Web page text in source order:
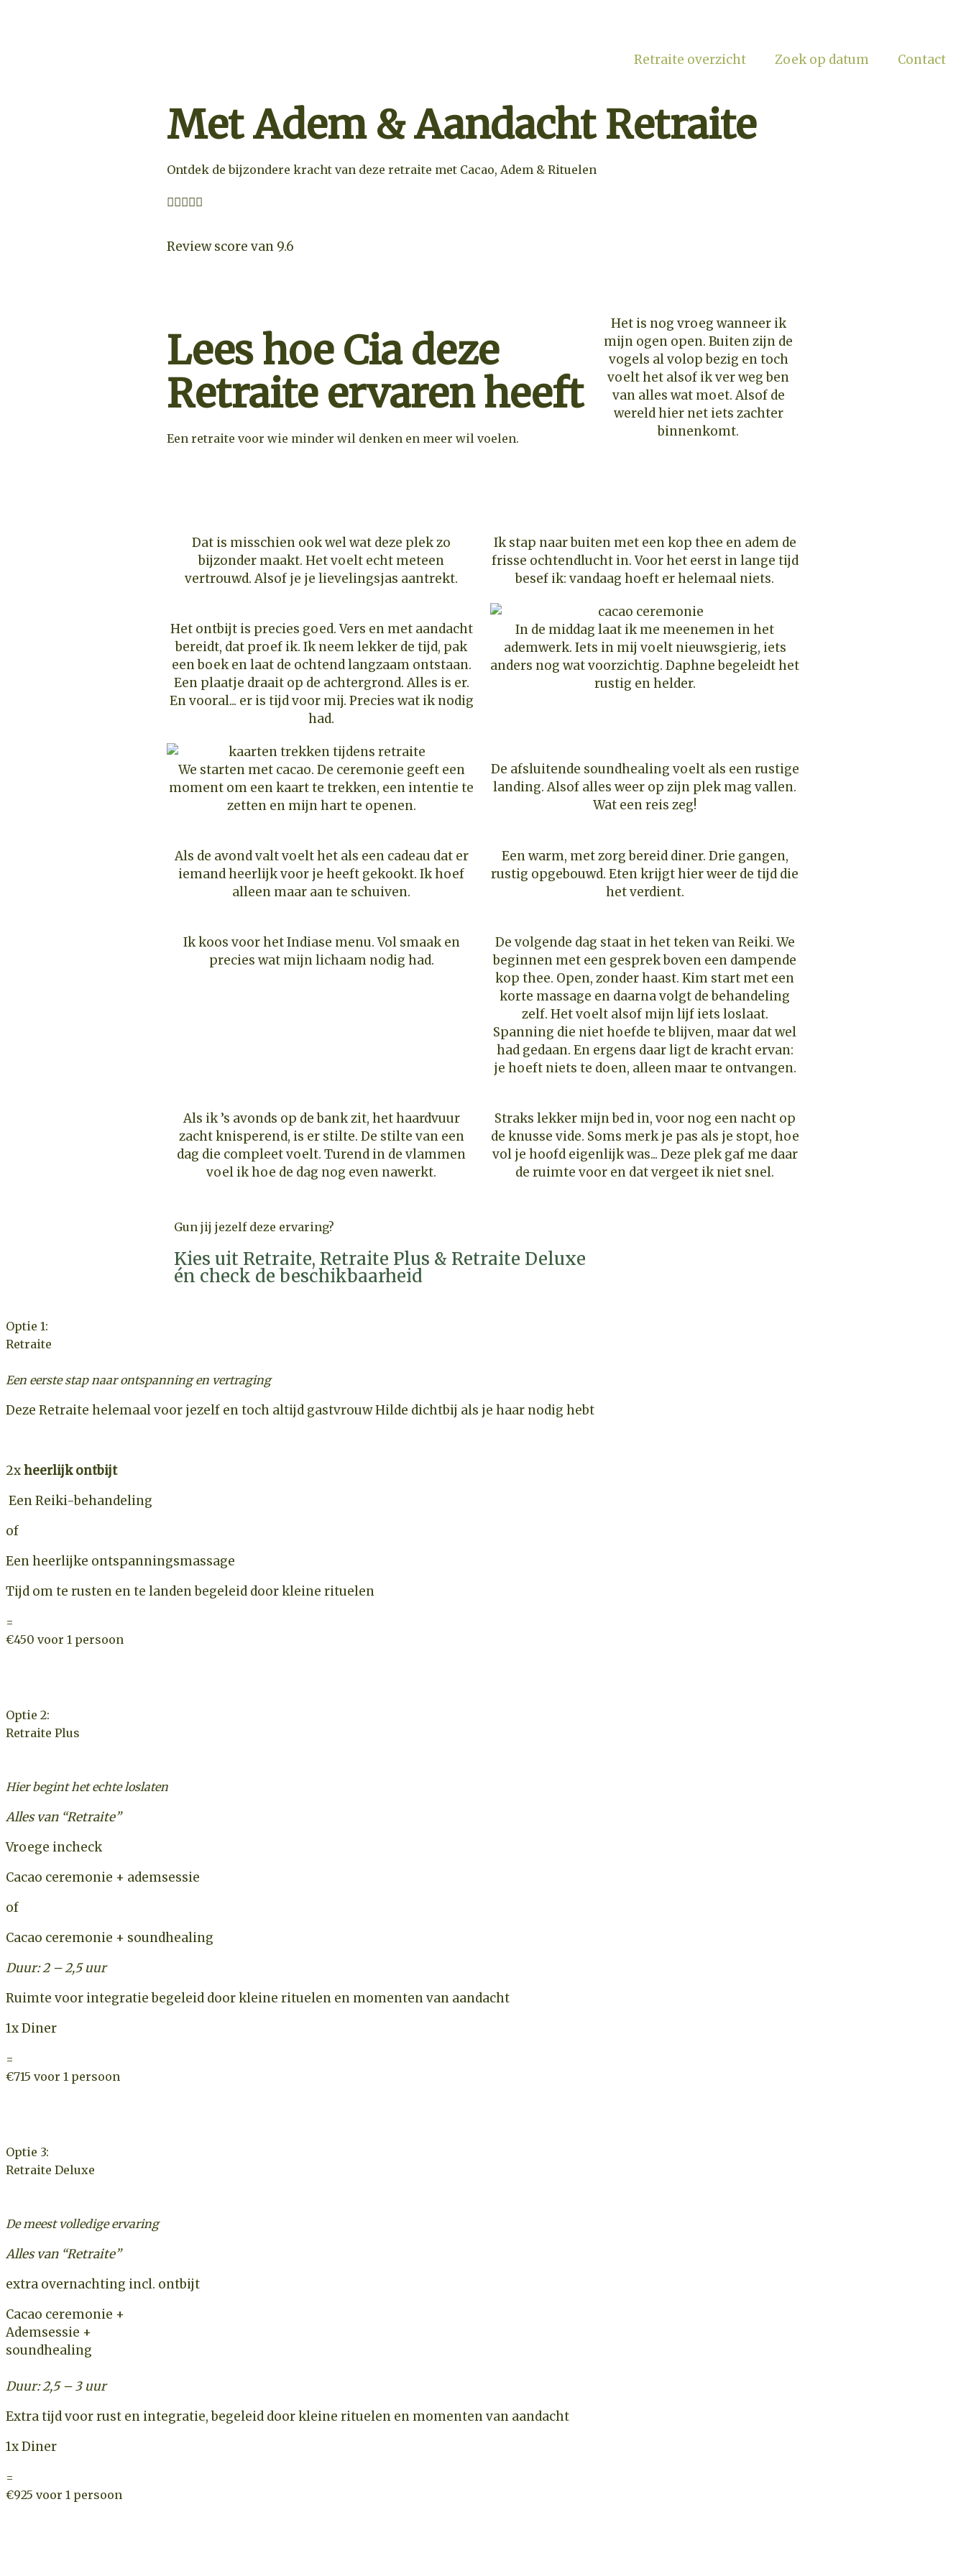
Retraite overzicht Zoek op datum Contact
Met Adem & Aandacht Retraite
Ontdek de bijzondere kracht van deze retraite met Cacao, Adem & Rituelen

Review score van 9.6
Lees hoe Cia deze
Retraite ervaren heeft
Een retraite voor wie minder wil denken en meer wil voelen.
Het is nog vroeg wanneer ik
mijn ogen open. Buiten zijn de
vogels al volop bezig en toch
voelt het alsof ik ver weg ben
van alles wat moet. Alsof de
wereld hier net iets zachter
binnenkomt.
Dat is misschien ook wel wat deze plek zo
bijzonder maakt. Het voelt echt meteen
vertrouwd. Alsof je je lievelingsjas aantrekt.
Ik stap naar buiten met een kop thee en adem de
frisse ochtendlucht in. Voor het eerst in lange tijd
besef ik: vandaag hoeft er helemaal niets.
Het ontbijt is precies goed. Vers en met aandacht
bereidt, dat proef ik. Ik neem lekker de tijd, pak
een boek en laat de ochtend langzaam ontstaan.
Een plaatje draait op de achtergrond. Alles is er.
En vooral... er is tijd voor mij. Precies wat ik nodig
had.
In de middag laat ik me meenemen in het
ademwerk. Iets in mij voelt nieuwsgierig, iets
anders nog wat voorzichtig. Daphne begeleidt het
rustig en helder.
We starten met cacao. De ceremonie geeft een
moment om een kaart te trekken, een intentie te
zetten en mijn hart te openen.
De afsluitende soundhealing voelt als een rustige
landing. Alsof alles weer op zijn plek mag vallen.
Wat een reis zeg!
Als de avond valt voelt het als een cadeau dat er
iemand heerlijk voor je heeft gekookt. Ik hoef
alleen maar aan te schuiven.
Een warm, met zorg bereid diner. Drie gangen,
rustig opgebouwd. Eten krijgt hier weer de tijd die
het verdient.
Ik koos voor het Indiase menu. Vol smaak en
precies wat mijn lichaam nodig had.
De volgende dag staat in het teken van Reiki. We
beginnen met een gesprek boven een dampende
kop thee. Open, zonder haast. Kim start met een
korte massage en daarna volgt de behandeling
zelf. Het voelt alsof mijn lijf iets loslaat.
Spanning die niet hoefde te blijven, maar dat wel
had gedaan. En ergens daar ligt de kracht ervan:
je hoeft niets te doen, alleen maar te ontvangen.
Als ik ’s avonds op de bank zit, het haardvuur
zacht knisperend, is er stilte. De stilte van een
dag die compleet voelt. Turend in de vlammen
voel ik hoe de dag nog even nawerkt.
Straks lekker mijn bed in, voor nog een nacht op
de knusse vide. Soms merk je pas als je stopt, hoe
vol je hoofd eigenlijk was... Deze plek gaf me daar
de ruimte voor en dat vergeet ik niet snel.
Gun jij jezelf deze ervaring?
Kies uit Retraite, Retraite Plus & Retraite Deluxe
én check de beschikbaarheid
Optie 1:
Retraite
Een eerste stap naar ontspanning en vertraging
Deze Retraite helemaal voor jezelf en toch altijd gastvrouw Hilde dichtbij als je haar nodig hebt
2xheerlijk ontbijt
Een Reiki-behandeling
of
Een heerlijke ontspanningsmassage
Tijd om te rusten en te landen begeleid door kleine rituelen
=
€450 voor 1 persoon
Optie 2:
Retraite Plus
Hier begint het echte loslaten
Alles van “Retraite”
Vroege incheck
Cacao ceremonie + ademsessie
of
Cacao ceremonie + soundhealing
Duur: 2 – 2,5 uur
Ruimte voor integratie begeleid door kleine rituelen en momenten van aandacht
1x Diner
=
€715 voor 1 persoon
Optie 3:
Retraite Deluxe
De meest volledige ervaring
Alles van “Retraite”
extra overnachting incl. ontbijt
Cacao ceremonie +
Ademsessie +
soundhealing
Duur: 2,5 – 3 uur
Extra tijd voor rust en integratie, begeleid door kleine rituelen en momenten van aandacht
1x Diner
=
€925 voor 1 persoon